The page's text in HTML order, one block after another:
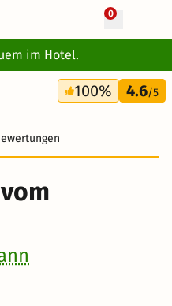
0
im Hotel.
3 Tage
116 €
100% 4.6/5